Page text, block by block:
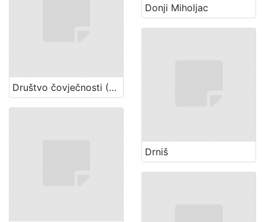
Donji Miholjac
Drniš
Društvo čovječnosti (Zagreb)